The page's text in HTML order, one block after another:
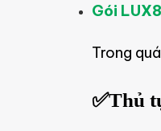
Gói
Trong
✅Thủ